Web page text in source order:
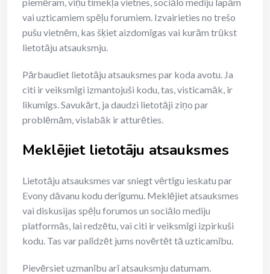
vai uzticamiem spēļu forumiem. Izvairieties no trešo
pušu vietnēm, kas šķiet aizdomīgas vai kurām trūkst
lietotāju atsauksmju.
Pārbaudiet lietotāju atsauksmes par koda avotu. Ja
citi ir veiksmīgi izmantojuši kodu, tas, visticamāk, ir
likumīgs. Savukārt, ja daudzi lietotāji ziņo par
problēmām, vislabāk ir atturēties.
Meklējiet lietotāju atsauksmes
Lietotāju atsauksmes var sniegt vērtīgu ieskatu par
Evony dāvanu kodu derīgumu. Meklējiet atsauksmes
vai diskusijas spēļu forumos un sociālo mediju
platformās, lai redzētu, vai citi ir veiksmīgi izpirkuši
kodu. Tas var palīdzēt jums novērtēt tā uzticamību.
Pievērsiet uzmanību arī atsauksmju datumam.